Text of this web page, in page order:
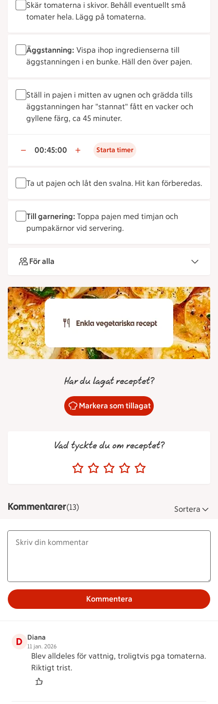
Skär tomaterna i skivor. Behåll eventuellt små
tomater hela. Lägg på tomaterna.
Äggstanning: Vispa ihop ingredienserna till
äggstanningen i en bunke. Häll den över pajen.
Ställ in pajen i mitten av ugnen och grädda tills
äggstanningen har "stannat" fått en vacker och
gyllene färg, ca 45 minuter.
00:45:00 Starta timer
Ta ut pajen och låt den svalna. Hit kan förberedas.
Till garnering: Toppa pajen med timjan och
pumpakärnor vid servering.
För alla
Har du lagat receptet?
Markera som tillagat
Vad tyckte du om receptet?
Kommentarer(13) Sortera
Kommentera
D Diana
11 jan. 2026
Blev alldeles för vattnig, troligtvis pga tomaterna.
Riktigt trist.